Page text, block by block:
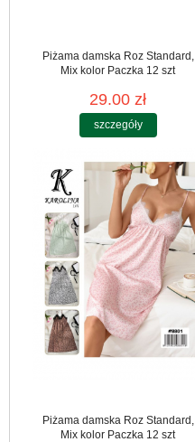
Piżama damska Roz Standard,
Mix kolor Paczka 12 szt
29.00 zł
szczegóły
Piżama damska Roz Standard,
Mix kolor Paczka 12 szt